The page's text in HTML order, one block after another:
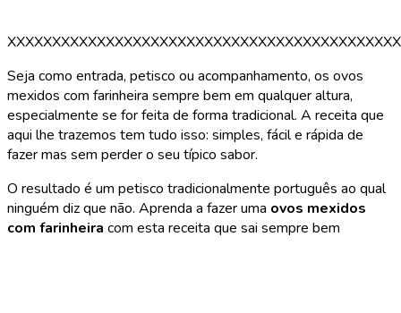
Seja como entrada, petisco ou acompanhamento, os ovos
mexidos com farinheira sempre bem em qualquer altura,
especialmente se for feita de forma tradicional. A receita que
aqui lhe trazemos tem tudo isso: simples, fácil e rápida de
fazer mas sem perder o seu típico sabor.
O resultado é um petisco tradicionalmente português ao qual
ninguém diz que não. Aprenda a fazer uma ovos mexidos
com farinheira com esta receita que sai sempre bem